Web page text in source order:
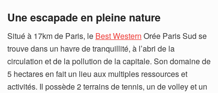
Une escapade en pleine nature
Situé à 17km de Paris, le Best Western Orée Paris Sud se
trouve dans un havre de tranquillité, à l’abri de la
circulation et de la pollution de la capitale. Son domaine de
5 hectares en fait un lieu aux multiples ressources et
activités. Il possède 2 terrains de tennis, un de volley et un